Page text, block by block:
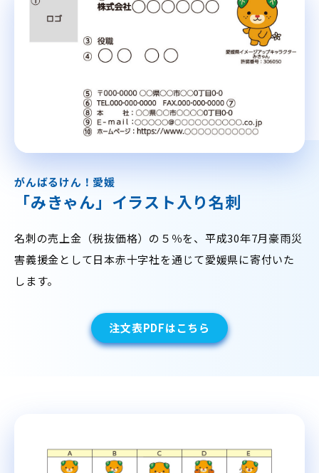
がんばるけん！愛媛
「みきゃん」イラスト入り名刺
名刺の売上金（税抜価格）の５％を、平成30年7月豪雨災
害義援金として日本赤十字社を通じて愛媛県に寄付いた
します。
注文表PDFはこちら